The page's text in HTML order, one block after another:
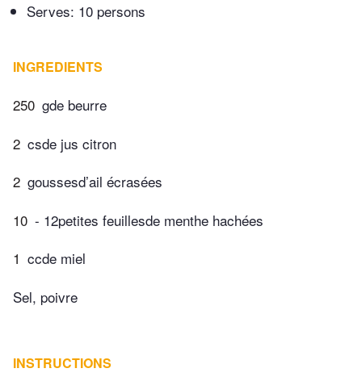
Serves: 10 persons
INGREDIENTS
250 gde beurre
2 csde jus citron
2 goussesd’ail écrasées
10 - 12petites feuillesde menthe hachées
1 ccde miel
Sel, poivre
INSTRUCTIONS